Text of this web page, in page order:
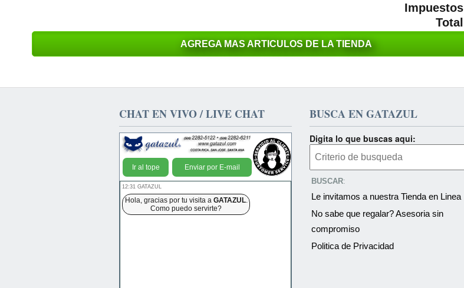
Impuestos
Total
AGREGA MAS ARTICULOS DE LA TIENDA
CHAT EN VIVO / LIVE CHAT
Ir al tope Enviar por E-mail
12:31 GATAZUL
Hola, gracias por tu visita a GATAZUL.
Como puedo servirte?
BUSCA EN GATAZUL
Digita lo que buscas aqui:
BUSCAR:
Le invitamos a nuestra Tienda en Linea
No sabe que regalar? Asesoria sin
compromiso
Politica de Privacidad